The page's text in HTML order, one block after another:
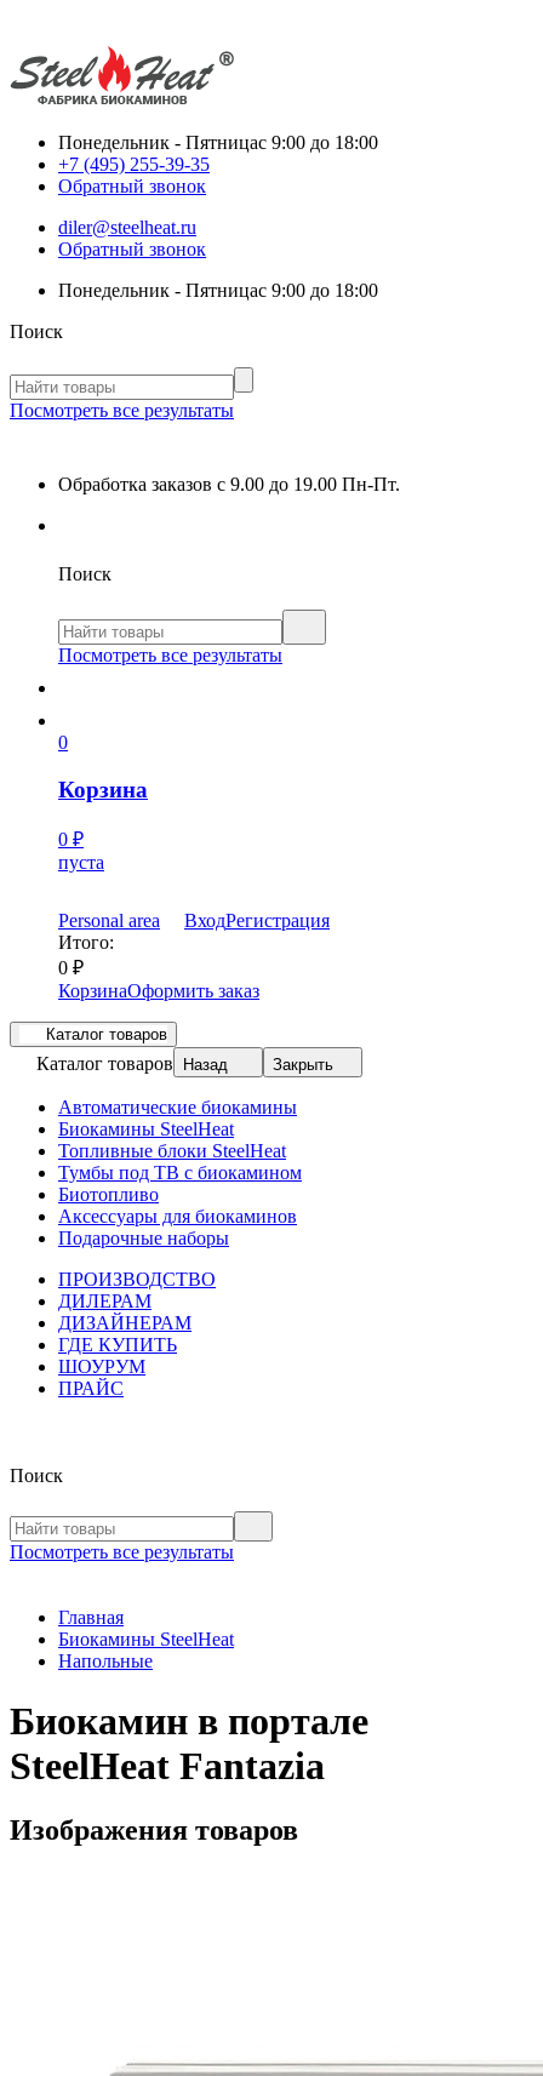
Понедельник - Пятницас 9:00 до 18:00
+7 (495) 255-39-35
Обратный звонок
diler@steelheat.ru
Обратный звонок
Понедельник - Пятницас 9:00 до 18:00
Поиск
Посмотреть все результаты
Обработка заказов с 9.00 до 19.00 Пн-Пт.
Поиск
Посмотреть все результаты
0
Корзина
0 ₽
пуста
Personal area ВходРегистрация
Итого:
0 ₽
КорзинаОформить заказ
Каталог товаров
Каталог товаров Назад Закрыть
Автоматические биокамины
Биокамины SteelHeat
Топливные блоки SteelHeat
Тумбы под ТВ с биокамином
Биотопливо
Аксессуары для биокаминов
Подарочные наборы
ПРОИЗВОДСТВО
ДИЛЕРАМ
ДИЗАЙНЕРАМ
ГДЕ КУПИТЬ
ШОУРУМ
ПРАЙС
Поиск
Посмотреть все результаты
Главная
Биокамины SteelHeat
Напольные
Биокамин в портале
SteelHeat Fantazia
Изображения товаров